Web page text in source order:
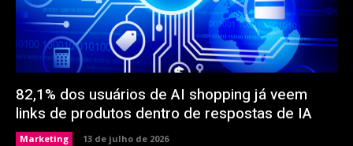
82,1% dos usuários de AI shopping já veem
links de produtos dentro de respostas de IA
Marketing 13 de julho de 2026